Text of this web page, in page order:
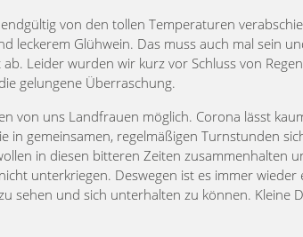
von den tollen Temperaturen
leckerem Glühwein. Das muss auch mal sein
Leider wurden wir kurz vor Schluss von
gelungene Überraschung.
von uns Landfrauen möglich. Corona lässt
in gemeinsamen, regelmäßigen Turnstunden
in diesen bitteren Zeiten zusammenhalten
unterkriegen. Deswegen ist es immer wieder
sehen und sich unterhalten zu können. Kleine